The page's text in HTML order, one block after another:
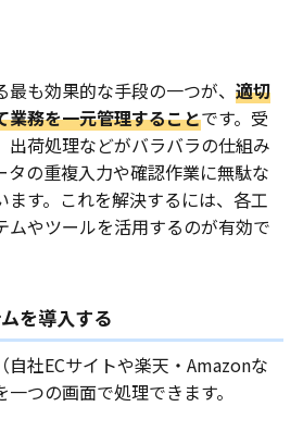
最も効果的な手段の一つが、適切
業務を一元管理することです。受
出荷処理などがバラバラの仕組み
タの重複入力や確認作業に無駄な
ます。これを解決するには、各工
ムやツールを活用するのが有効で
を導入する
社ECサイトや楽天・Amazonな
つの画面で処理できます。